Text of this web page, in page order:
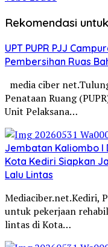
Rekomendasi
UPT PUPR PJJ
Pembersihan Ruas
media ciber
Penataan Ruang
Unit Pelaksana…
Jembatan Kaliombo I
Kota Kediri Siapkan
Lalu Lintas
Mediaciber.net.Kediri,
untuk pekerjaan
lintas di Kota…